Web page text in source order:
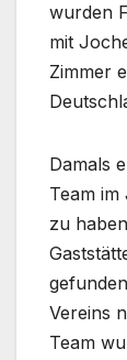
wurden
mit
Zimmer
Damals
Team im
zu
Vereins
Team